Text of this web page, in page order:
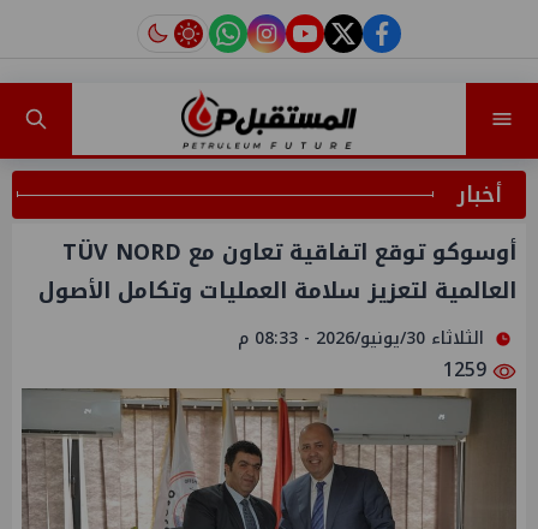
facebook
twitter
youtube
instagram
tiktok
أخبار
أوسوكو توقع اتفاقية تعاون مع TÜV NORD
العالمية لتعزيز سلامة العمليات وتكامل الأصول
الثلاثاء 30/يونيو/2026 - 08:33 م